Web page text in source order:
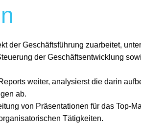
der Geschäftsführung zuarbeitet,
der Geschäftsentwicklung
weiter, analysierst die darin
ab.
von Präsentationen für das Top-
Tätigkeiten.